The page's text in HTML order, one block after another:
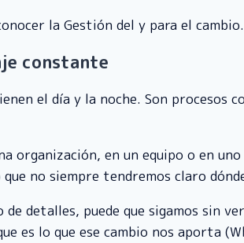
la Gestión del y para el cambio.
constante
el día y la noche. Son procesos
en un equipo o en
no siempre tendremos claro
detalles, puede que sigamos sin
es lo que ese cambio nos aporta